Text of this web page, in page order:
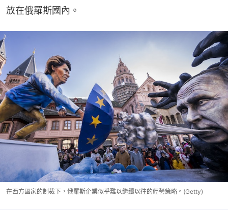
放在俄羅斯國內。
在西方國家的制裁下，俄羅斯企業似乎難以繼續以往的經營策略。(Getty)